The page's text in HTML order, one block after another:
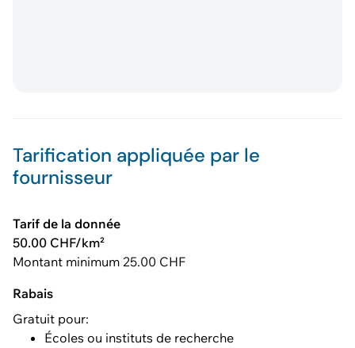
Tarification appliquée par le
fournisseur
Tarif de la donnée
50.00 CHF/km²
Montant minimum 25.00 CHF
Rabais
Gratuit pour:
Écoles ou instituts de recherche